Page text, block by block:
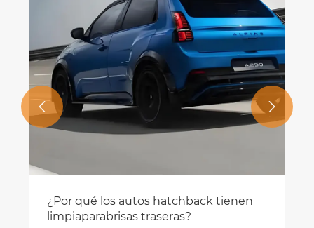
¿Por qué los autos hatchback tienen
limpiaparabrisas traseras?
 